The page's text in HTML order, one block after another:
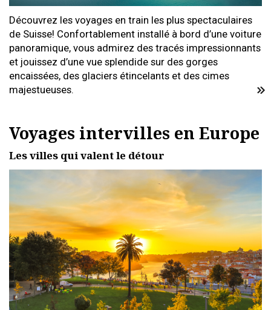
Découvrez les voyages en train les plus spectaculaires
de Suisse! Confortablement installé à bord d’une voiture
panoramique, vous admirez des tracés impressionnants
et jouissez d’une vue splendide sur des gorges
encaissées, des glaciers étincelants et des cimes
majestueuses.
Voyages intervilles en Europe
Les villes qui valent le détour